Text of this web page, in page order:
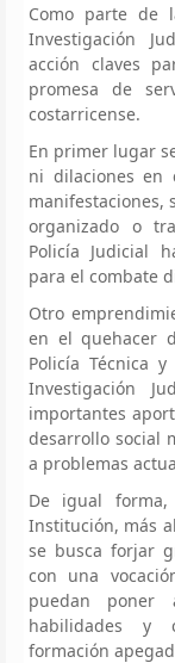
Como parte de
Investigación
acción claves
promesa de
costarricense.
En primer lugar
ni dilaciones en
manifestaciones,
organizado o
Policía Judicial
para el combate
Otro
en el quehacer
Policía Técnica
Investigación
importantes
desarrollo social
a problemas
De igual
Institución, más
se busca forjar
con una
puedan poner
habilidades y
formación